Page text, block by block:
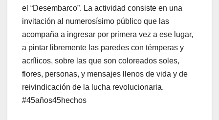
el “Desembarco”. La actividad consiste en una
invitación al numerosísimo público que las
acompaña a ingresar por primera vez a ese lugar,
a pintar libremente las paredes con témperas y
acrílicos, sobre las que son coloreados soles,
flores, personas, y mensajes llenos de vida y de
reivindicación de la lucha revolucionaria.
#45años45hechos